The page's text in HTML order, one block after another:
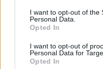
I want to opt-out of the
Personal Data.
Opted In
I want to opt-out of
Personal Data for
Opted In
As Noites do Jardim
Mourão, com quatro
6 Agosto, 2026 - 14:24